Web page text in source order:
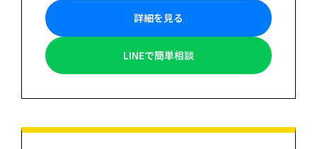
詳細を見る
LINEで簡単相談